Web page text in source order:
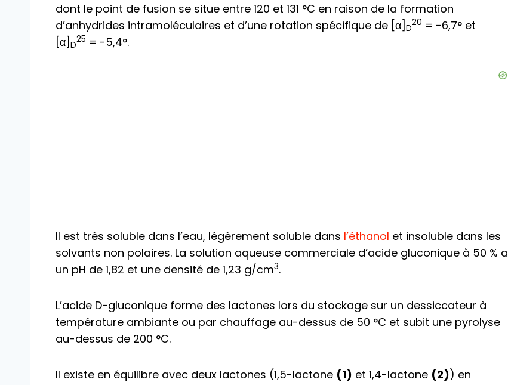
dont le point de fusion se situe entre 120 et 131 °C en raison de la formation
d’anhydrides intramoléculaires et d’une rotation spécifique de [α] D
20 = -6,7° et
[α] D
25 = -5,4°.
Il est très soluble dans l’eau, légèrement soluble dans l’éthanol et insoluble dans les
solvants non polaires. La solution aqueuse commerciale d’acide gluconique à 50 % a
un pH de 1,82 et une densité de 1,23 g/cm3.
L’acide D-gluconique forme des lactones lors du stockage sur un dessiccateur à
température ambiante ou par chauffage au-dessus de 50 °C et subit une pyrolyse
au-dessus de 200 °C.
Il existe en équilibre avec deux lactones (1,5-lactone (1) et 1,4-lactone (2)) en